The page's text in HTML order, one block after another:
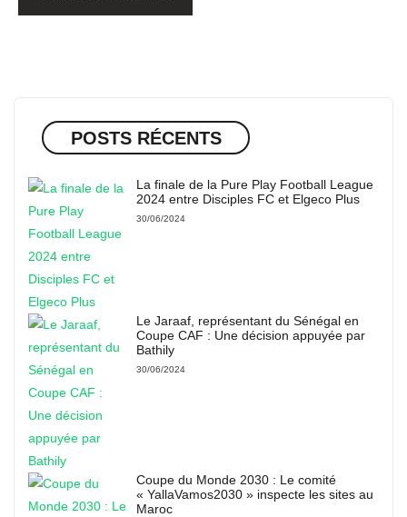
POSTS RÉCENTS
La finale de la Pure Play Football League
2024 entre Disciples FC et Elgeco Plus
30/06/2024
Le Jaraaf, représentant du Sénégal en
Coupe CAF : Une décision appuyée par
Bathily
30/06/2024
Coupe du Monde 2030 : Le comité
« YallaVamos2030 » inspecte les sites au
Maroc